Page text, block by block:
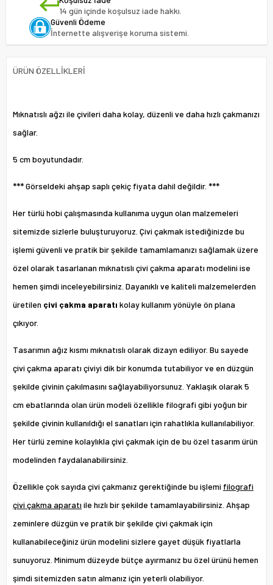
14 gün içinde koşulsuz iade hakkı.
Güvenli Ödeme
İnternette alışverişe koruma sistemi.
ÜRÜN ÖZELLIKLERI
Mıknatıslı ağzı ile çivileri daha kolay, düzenli ve daha hızlı çakmanızı
sağlar.
5 cm boyutundadır.
*** Görseldeki ahşap saplı çekiç fiyata dahil değildir. ***
Her türlü hobi çalışmasında kullanıma uygun olan malzemeleri
sitemizde sizlerle buluşturuyoruz. Çivi çakmak istediğinizde bu
işlemi güvenli ve pratik bir şekilde tamamlamanızı sağlamak üzere
özel olarak tasarlanan mıknatıslı çivi çakma aparatı modelini ise
hemen şimdi inceleyebilirsiniz. Dayanıklı ve kaliteli malzemelerden
üretilen çivi çakma aparatı kolay kullanım yönüyle ön plana
çıkıyor.
Tasarımın ağız kısmı mıknatıslı olarak dizayn ediliyor. Bu sayede
çivi çakma aparatı çiviyi dik bir konumda tutabiliyor ve en düzgün
şekilde çivinin çakılmasını sağlayabiliyorsunuz. Yaklaşık olarak 5
cm ebatlarında olan ürün modeli özellikle filografi gibi yoğun bir
şekilde çivinin kullanıldığı el sanatları için rahatlıkla kullanılabiliyor.
Her türlü zemine kolaylıkla çivi çakmak için de bu özel tasarım ürün
modelinden faydalanabilirsiniz.
Özellikle çok sayıda çivi çakmanız gerektiğinde bu işlemi filografi
çivi çakma aparatıile hızlı bir şekilde tamamlayabilirsiniz. Ahşap
zeminlere düzgün ve pratik bir şekilde çivi çakmak için
kullanabileceğiniz ürün modelini sizlere gayet düşük fiyatlarla
sunuyoruz. Minimum düzeyde bütçe ayırmanız bu özel ürünü hemen
şimdi sitemizden satın almanız için yeterli olabiliyor.